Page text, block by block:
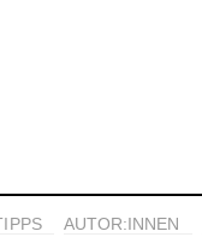
AUTOR:INNEN